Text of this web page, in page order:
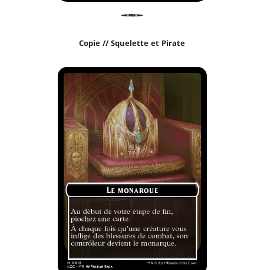
Copie // Squelette et Pirate